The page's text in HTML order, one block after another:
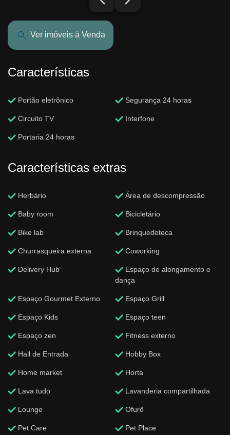
Ver imóveis à Venda
Características
Portão eletrônico Segurança 24 horas
Circuito TV Interfone
Portaria 24 horas
Características extras
Herbário Área de descompressão
Baby room Bicicletário
Bike lab Brinquedoteca
Churrasqueira externa Coworking
Delivery Hub
Espaço de alongamento e
dança
Espaço Gourmet Externo Espaço Grill
Espaço Kids Espaço teen
Espaço zen Fitness externo
Hall de Entrada Hobby Box
Home market Horta
Lava tudo Lavanderia compartilhada
Lounge Ofurô
Pet Care Pet Place